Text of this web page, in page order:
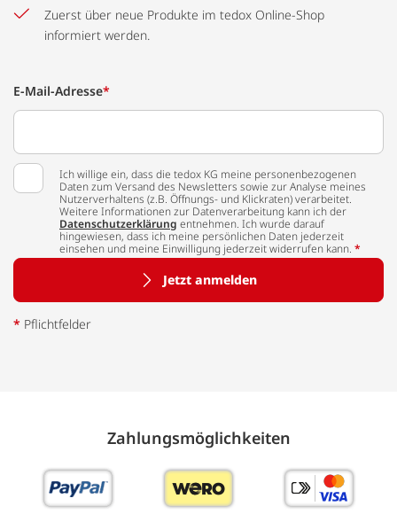
Zuerst über neue Produkte im tedox Online-Shop
informiert werden.
E-Mail-Adresse*
Ich willige ein, dass die tedox KG meine personenbezogenen
Daten zum Versand des Newsletters sowie zur Analyse meines
Nutzerverhaltens (z.B. Öffnungs- und Klickraten) verarbeitet.
Weitere Informationen zur Datenverarbeitung kann ich der
Datenschutzerklärung entnehmen. Ich wurde darauf
hingewiesen, dass ich meine persönlichen Daten jederzeit
einsehen und meine Einwilligung jederzeit widerrufen kann. *
Jetzt anmelden
* Pflichtfelder
Zahlungs­möglich­keiten